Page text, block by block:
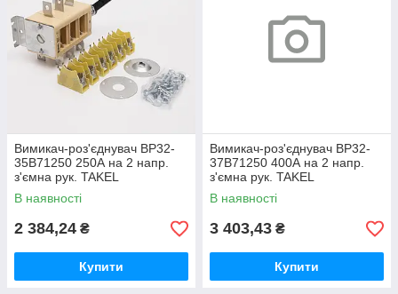
Вимикач-роз'єднувач ВР32-
35B71250 250А на 2 напр.
з'ємна рук. TAKEL
В наявності
2 384,24 ₴
Купити
Вимикач-роз'єднувач ВР32-
37B71250 400А на 2 напр.
з'ємна рук. TAKEL
В наявності
3 403,43 ₴
Купити